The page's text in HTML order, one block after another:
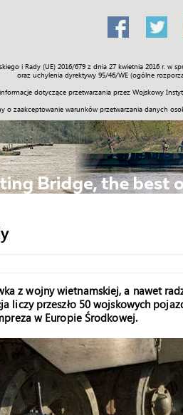
i Rady (UE) 2016/679 z dnia 27 kwietnia 2016
oraz uchylenia dyrektywy 95/46/WE (ogólne
dotyczące przetwarzania przez Wojskowy
o zaakceptowanie warunków przetwarzania danych
Świat Społeczność Sport
z wojny wietnamskiej, a nawet
liczy przeszło 50 wojskowych
w Europie Środkowej.